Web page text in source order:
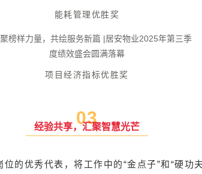
能耗管理优胜奖
项目经济指标优胜奖
03
经验共享，汇聚智慧光芒
的优秀代表，将工作中的“金点子”和“硬功夫